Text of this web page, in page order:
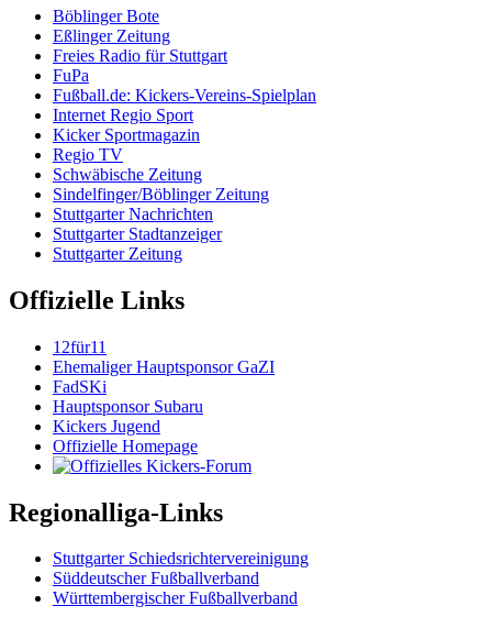
Böblinger Bote
Eßlinger Zeitung
Freies Radio für Stuttgart
FuPa
Fußball.de: Kickers-Vereins-Spielplan
Internet Regio Sport
Kicker Sportmagazin
Regio TV
Schwäbische Zeitung
Sindelfinger/Böblinger Zeitung
Stuttgarter Nachrichten
Stuttgarter Stadtanzeiger
Stuttgarter Zeitung
Offizielle Links
12für11
Ehemaliger Hauptsponsor GaZI
FadSKi
Hauptsponsor Subaru
Kickers Jugend
Offizielle Homepage
Regionalliga-Links
Stuttgarter Schiedsrichtervereinigung
Süddeutscher Fußballverband
Württembergischer Fußballverband